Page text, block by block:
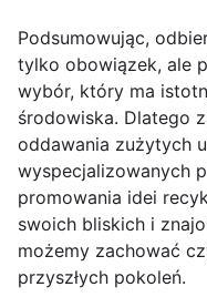
Podsumowując,
tylko obowiązek, ale
wybór, który ma
środowiska. Dlatego
oddawania zużytych
wyspecjalizowanych
promowania idei
swoich bliskich i
możemy zachować
przyszłych pokoleń.